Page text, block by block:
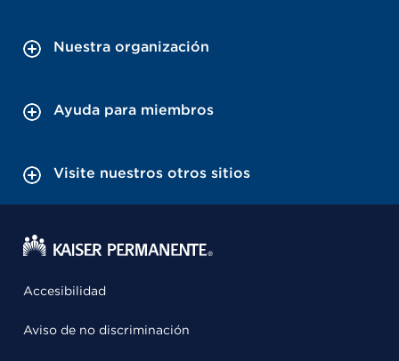
Nuestra organización
Ayuda para miembros
Visite nuestros otros sitios
Accesibilidad
Aviso de no discriminación